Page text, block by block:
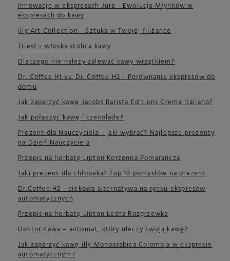
Innowacje w ekspresach Jura - Ewolucja Młynków w
ekspresach do kawy
illy Art Collection - Sztuka w Twojej filiżance
Triest - włoska stolica kawy
Dlaczego nie należy zalewać kawy wrzątkiem?
Dr. Coffee H1 vs. Dr. Coffee H2 - Porównanie ekspresów do
domu
Jak zaparzyć kawę Jacobs Barista Editions Crema Italiano?
Jak połączyć kawę i czekoladę?
Prezent dla Nauczyciela - jaki wybrać? Najlepsze prezenty
na Dzień Nauczyciela
Przepis na herbatę Lipton Korzenna Pomarańcza
Jaki prezent dla chłopaka? Top 10 pomysłów na prezent
Dr.Coffee H2 - ciekawa alternatywa na rynku ekspresów
automatycznych
Przepis na herbatę Lipton Leśna Rozgrzewka
Doktor Kawa – automat, który uleczy Twoją kawę?
Jak zaparzyć kawę illy Monoarabica Colombia w ekspresie
automatycznym?